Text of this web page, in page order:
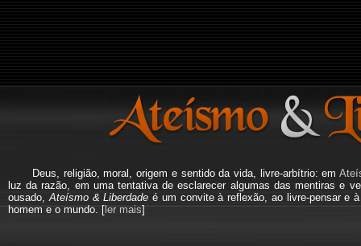
Deus, religião, moral, origem e sentido da vida, livre-arbítrio: em
luz da razão, em uma tentativa de esclarecer algumas das mentiras e
ousado, Ateísmo & Liberdade é um convite à reflexão, ao livre-pensar e
homem e o mundo. [ler mais]